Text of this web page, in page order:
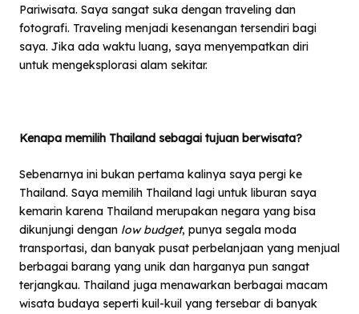
Pariwisata. Saya sangat suka dengan traveling dan
fotografi. Traveling menjadi kesenangan tersendiri bagi
saya. Jika ada waktu luang, saya menyempatkan diri
untuk mengeksplorasi alam sekitar.
Kenapa memilih Thailand sebagai tujuan berwisata?
Sebenarnya ini bukan pertama kalinya saya pergi ke
Thailand. Saya memilih Thailand lagi untuk liburan saya
kemarin karena Thailand merupakan negara yang bisa
dikunjungi dengan low budget, punya segala moda
transportasi, dan banyak pusat perbelanjaan yang menjual
berbagai barang yang unik dan harganya pun sangat
terjangkau. Thailand juga menawarkan berbagai macam
wisata budaya seperti kuil-kuil yang tersebar di banyak